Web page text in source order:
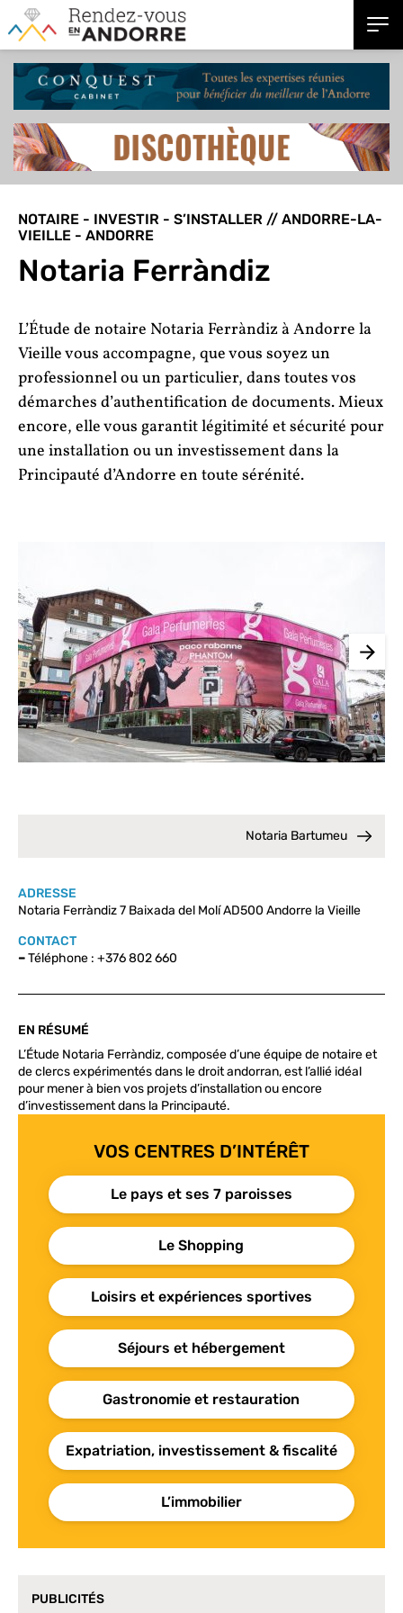
NOTAIRE - INVESTIR - S’INSTALLER // ANDORRE-LA-
VIEILLE - ANDORRE
Notaria Ferràndiz
L’Étude de notaire Notaria Ferràndiz à Andorre la
Vieille vous accompagne, que vous soyez un
professionnel ou un particulier, dans toutes vos
démarches d’authentification de documents. Mieux
encore, elle vous garantit légitimité et sécurité pour
une installation ou un investissement dans la
Principauté d’Andorre en toute sérénité.
ADRESSE
Notaria Ferràndiz 7 Baixada del Molí AD500 Andorre la Vieille
CONTACT
–Téléphone : +376 802 660
EN RÉSUMÉ
L’Étude Notaria Ferràndiz, composée d’une équipe de notaire et
de clercs expérimentés dans le droit andorran, est l’allié idéal
pour mener à bien vos projets d’installation ou encore
d’investissement dans la Principauté.
Notaria Bartumeu
VOS CENTRES D’INTÉRÊT
Le pays et ses 7 paroisses
Le Shopping
Loisirs et expériences sportives
Séjours et hébergement
Gastronomie et restauration
Expatriation, investissement & fiscalité
L’immobilier
PUBLICITÉS